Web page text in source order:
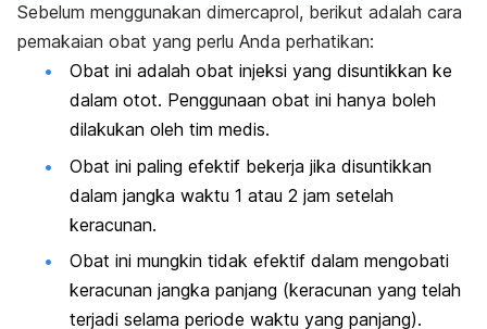
Sebelum menggunakan dimercaprol, berikut adalah cara
pemakaian obat yang perlu Anda perhatikan:
Obat ini adalah obat injeksi yang disuntikkan ke
dalam otot. Penggunaan obat ini hanya boleh
dilakukan oleh tim medis.
Obat ini paling efektif bekerja jika disuntikkan
dalam jangka waktu 1 atau 2 jam setelah
keracunan.
Obat ini mungkin tidak efektif dalam mengobati
keracunan jangka panjang (keracunan yang telah
terjadi selama periode waktu yang panjang).